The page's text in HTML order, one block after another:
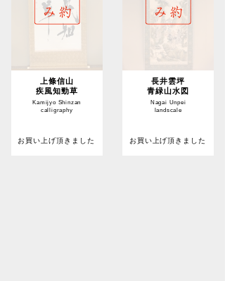
上條信山
疾風知勁草
Kamijyo Shinzan
calligraphy
お買い上げ頂きました
長井雲坪
青緑山水図
Nagai Unpei
landscale
お買い上げ頂きました